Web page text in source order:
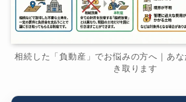
相続した「負動産」でお悩みの方へ｜あな
き取ります